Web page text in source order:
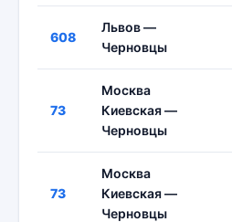
608
Львов —
Черновцы
73
Москва
Киевская —
Черновцы
73
Москва
Киевская —
Черновцы